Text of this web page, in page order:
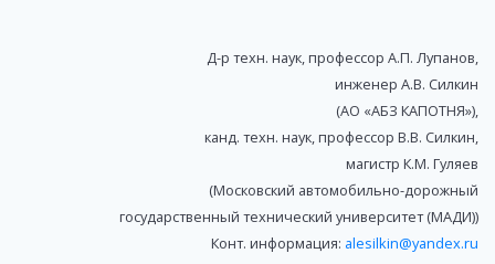
Д-р техн. наук, профессор А.П. Лупанов,
инженер А.В. Силкин
(АО «АБЗ КАПОТНЯ»),
канд. техн. наук, профессор В.В. Силкин,
магистр К.М. Гуляев
(Московский автомобильно-дорожный
государственный технический университет (МАДИ))
Конт. информация: alesilkin@yandex.ru